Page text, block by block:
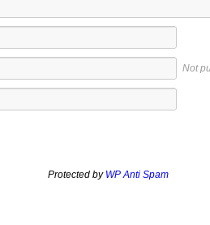
Not
Protected by WP Anti Spam